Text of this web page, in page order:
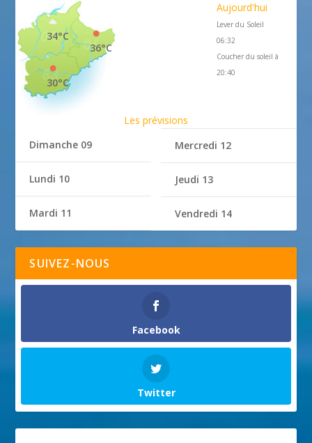
36°C
34°C
30°C
Aujourd'hui
Lever du Soleil
06:32
Coucher du soleil à
20:40
Les prévisions
Dimanche 09
Lundi 10
Mardi 11
Mercredi 12
Jeudi 13
Vendredi 14
SUIVEZ-NOUS
Facebook
Twitter